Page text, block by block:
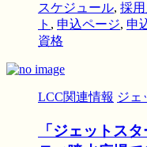
スケジュール, 採
ト , 申込ページ, 申
資格
LCC関連情報 ジェ
「ジェットス